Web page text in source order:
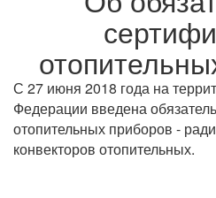
С 27 июня 2018 года на
Федерации введена
отопительных приборов -
конвекторов отопительных.